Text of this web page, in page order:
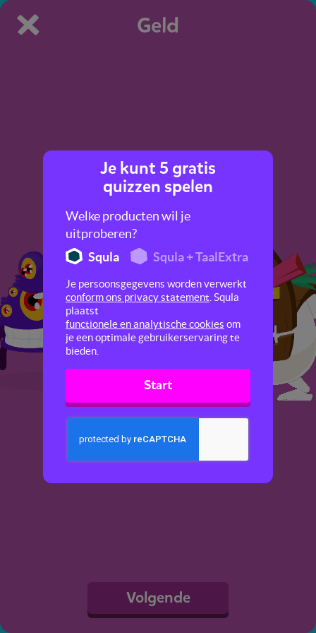
Geld
Hey slimmerik, denk jij dat
je beter bent dan wij in
Geld?
Volgende
Je kunt 5 gratis
quizzen spelen
Welke producten wil je
uitproberen?
Squla
Squla + TaalExtra
Je persoonsgegevens worden verwerkt
conform ons privacy statement . Squla
plaatst
functionele en analytische cookies om
je een optimale gebruikerservaring te
bieden.
Start